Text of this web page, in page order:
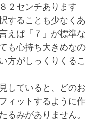
２センチあります
することも少なくあ
えば「７」が標準な
も心持ち大きめなの
方がしっくりくるこ
していると、どのお
ィットするように作
るみがありません。